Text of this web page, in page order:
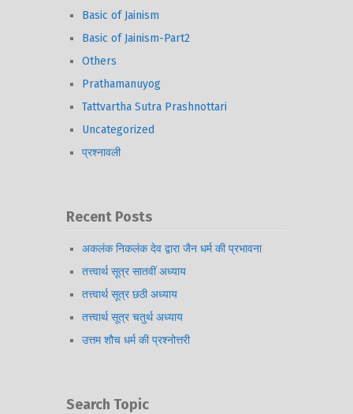
Basic of Jainism
Basic of Jainism-Part2
Others
Prathamanuyog
Tattvartha Sutra Prashnottari
Uncategorized
प्रश्नावली
Recent Posts
अकलंक निकलंक देव द्वारा जैन धर्म की प्रभावना
तत्त्वार्थ सूत्र सातवीं अध्याय
तत्त्वार्थ सूत्र छठी अध्याय
तत्त्वार्थ सूत्र चतुर्थ अध्याय
उत्तम शौच धर्म की प्रश्नोत्तरी
Search Topic